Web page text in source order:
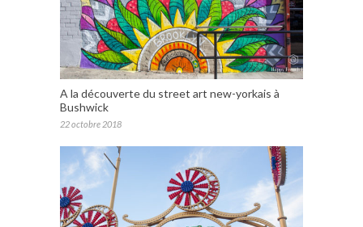
A la découverte du street art new-yorkais à
Bushwick
22 octobre 2018